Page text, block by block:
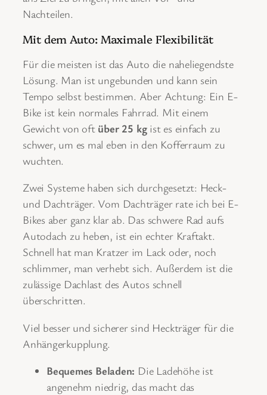
Nachteilen.
Mit dem Auto: Maximale Flexibilität
Für die meisten ist das Auto die naheliegendste
Lösung. Man ist ungebunden und kann sein
Tempo selbst bestimmen. Aber Achtung: Ein E-
Bike ist kein normales Fahrrad. Mit einem
Gewicht von oft über 25 kgist es einfach zu
schwer, um es mal eben in den Kofferraum zu
wuchten.
Zwei Systeme haben sich durchgesetzt: Heck-
und Dachträger. Vom Dachträger rate ich bei E-
Bikes aber ganz klar ab. Das schwere Rad aufs
Autodach zu heben, ist ein echter Kraftakt.
Schnell hat man Kratzer im Lack oder, noch
schlimmer, man verhebt sich. Außerdem ist die
zulässige Dachlast des Autos schnell
überschritten.
Viel besser und sicherer sind Heckträger für die
Anhängerkupplung.
Bequemes Beladen: Die Ladehöhe ist
angenehm niedrig, das macht das